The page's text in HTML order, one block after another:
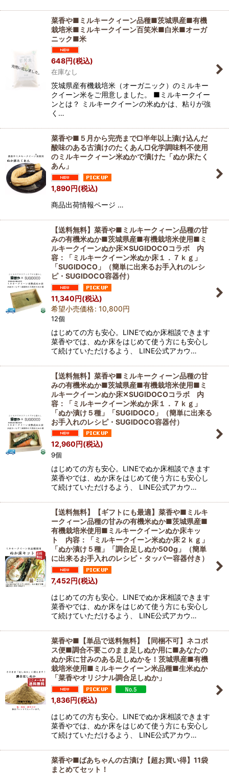
菜香や■ミルキークィーン品種■茨城県産■有機
栽培米■ミルキークイーン百笑米■白米■オーガ
ニック■米
648円(税込)
在庫なし
茨城県産有機栽培米（オーガニック）のミルキー
クイーン米をご用意しました。 ■ミルキークイー
ンとは？ ミルキークイーンの米ぬかは、粘りが強
く…
菜香や■５月から完売まで□半年以上漬け込んだ
酸味のある古漬けのたくあん□化学調味料不使用
のミルキークィーン米ぬかで漬けた「ぬか床たく
あん」
1,890円(税込)
商品出荷情報ページ …
【送料無料】菜香や■ミルキークィーン品種の甘
みの有機米ぬか■茨城県産■有機栽培米使用■ミ
ルキークイーンぬか床✕SUGIDOCOコラボ 内
容：「ミルキークイーン米ぬか床１．７ｋｇ」
「SUGIDOCO」（簡単に出来るお手入れのレシ
ピ・SUGIDOCO容器付）
11,340円(税込)
希望小売価格: 10,800円
12個
はじめての方も安心。LINEでぬか床相談できます
菜香やでは、ぬか床をはじめて使う方にも安心し
て続けていただけるよう、 LINE公式アカウ…
【送料無料】菜香や■ミルキークィーン品種の甘
みの有機米ぬか■茨城県産■有機栽培米使用■ミ
ルキークイーンぬか床✕SUGIDOCOコラボ 内
容：「ミルキークイーン米ぬか床１．７ｋｇ」
「ぬか漬け５種」「SUGIDOCO」（簡単に出来る
お手入れのレシピ・SUGIDOCO容器付）
12,960円(税込)
9個
はじめての方も安心。LINEでぬか床相談できます
菜香やでは、ぬか床をはじめて使う方にも安心し
て続けていただけるよう、 LINE公式アカウ…
【送料無料】【ギフトにも最適】菜香や■ミルキ
ークィーン品種の甘みの有機米ぬか■茨城県産■
有機栽培米使用■ミルキークイーンぬか床キッ
ト 内容：「ミルキークイーン米ぬか床２ｋｇ」
「ぬか漬け５種」「調合足しぬか500g」（簡単
に出来るお手入れのレシピ・タッパー容器付き）
7,452円(税込)
はじめての方も安心。LINEでぬか床相談できます
菜香やでは、ぬか床をはじめて使う方にも安心し
て続けていただけるよう、 LINE公式アカウ…
菜香や■【単品で送料無料】【同梱不可】ネコポ
ス便■調合不要このまま足しぬか用に■あなたの
ぬか床に甘みのある足しぬかを！茨城県産■有機
栽培米使用■ミルキークイーン米品種■生米ぬか
「菜香やオリジナル調合足しぬか」
1,836円(税込)
はじめての方も安心。LINEでぬか床相談できます
菜香やでは、ぬか床をはじめて使う方にも安心し
て続けていただけるよう、 LINE公式アカウ…
菜香や■ばあちゃんの古漬け【超お買い得】11袋
まとめてセット！